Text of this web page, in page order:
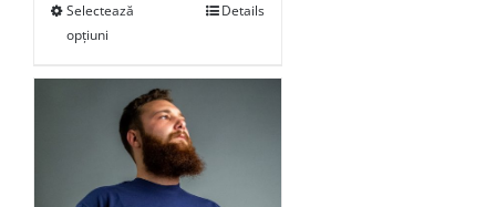
Selectează
opțiuni
Details